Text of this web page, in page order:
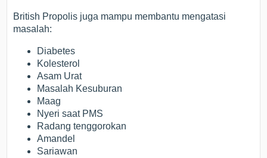
British Propolis juga mampu membantu mengatasi
masalah:
Diabetes
Kolesterol
Asam Urat
Masalah Kesuburan
Maag
Nyeri saat PMS
Radang tenggorokan
Amandel
Sariawan